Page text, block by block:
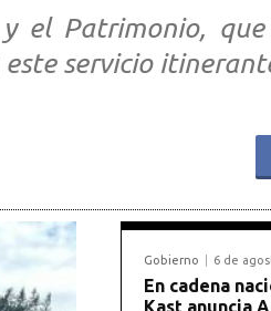
el Patrimonio,
servicio
Gobierno 6 de
En cadena
Kast anuncia